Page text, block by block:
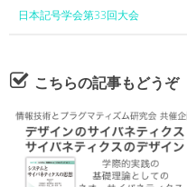
日本記号学会第33回大会
こちらの記事もどうぞ